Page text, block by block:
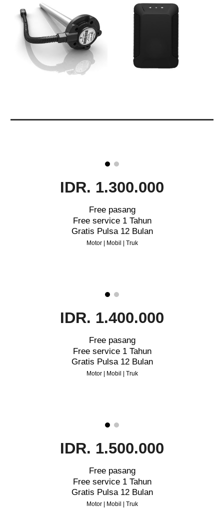
IDR. 1.300.000
Free pasang
Free service 1 Tahun
Gratis Pulsa 12 Bulan
Motor | Mobil | Truk
IDR. 1.400.000
Free pasang
Free service 1 Tahun
Gratis Pulsa 12 Bulan
Motor | Mobil | Truk
IDR. 1.500.000
Free pasang
Free service 1 Tahun
Gratis Pulsa 12 Bulan
Motor | Mobil | Truk